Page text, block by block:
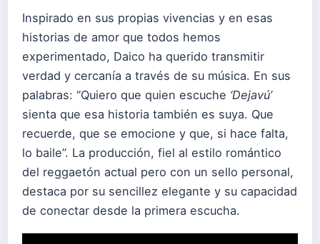
Inspirado en sus propias vivencias y en esas
historias de amor que todos hemos
experimentado, Daico ha querido transmitir
verdad y cercanía a través de su música. En sus
palabras: “Quiero que quien escuche ‘Dejavú’
sienta que esa historia también es suya. Que
recuerde, que se emocione y que, si hace falta,
lo baile”. La producción, fiel al estilo romántico
del reggaetón actual pero con un sello personal,
destaca por su sencillez elegante y su capacidad
de conectar desde la primera escucha.